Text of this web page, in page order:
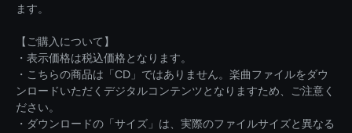
ます。
【ご購入について】
・表示価格は税込価格となります。
・こちらの商品は「CD」ではありません。楽曲ファイルをダウ
ンロードいただくデジタルコンテンツとなりますため、ご注意く
ださい。
・ダウンロードの「サイズ」は、実際のファイルサイズと異なる